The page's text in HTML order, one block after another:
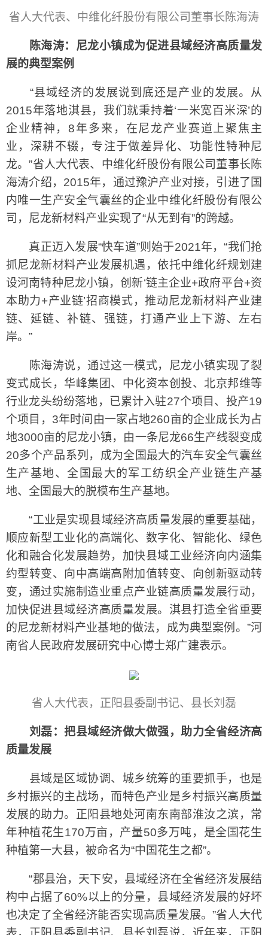
省人大代表、中维化纤股份有限公司董事长陈海涛
陈海涛：尼龙小镇成为促进县域经济高质量发
展的典型案例
“县域经济的发展说到底还是产业的发展。从
2015年落地淇县，我们就秉持着‘一米宽百米深’的
企业精神，8年多来，在尼龙产业赛道上聚焦主
业，深耕不辍，专注于做差异化、功能性特种尼
龙。”省人大代表、中维化纤股份有限公司董事长陈
海涛介绍，2015年，通过豫沪产业对接，引进了国
内唯一生产安全气囊丝的企业中维化纤股份有限公
司，尼龙新材料产业实现了“从无到有”的跨越。
真正迈入发展“快车道”则始于2021年，“我们抢
抓尼龙新材料产业发展机遇，依托中维化纤规划建
设河南特种尼龙小镇，创新‘链主企业+政府平台+资
本助力+产业链’招商模式，推动尼龙新材料产业建
链、延链、补链、强链，打通产业上下游、左右
岸。”
陈海涛说，通过这一模式，尼龙小镇实现了裂
变式成长，华峰集团、中化资本创投、北京邦维等
行业龙头纷纷落地，已累计入驻27个项目、投产19
个项目，3年时间由一家占地260亩的企业成长为占
地3000亩的尼龙小镇，由一条尼龙66生产线裂变成
20多个产品系列，成为全国最大的汽车安全气囊丝
生产基地、全国最大的军工纺织全产业链生产基
地、全国最大的脱模布生产基地。
“工业是实现县域经济高质量发展的重要基础，
顺应新型工业化的高端化、数字化、智能化、绿色
化和融合化发展趋势，加快县域工业经济向内涵集
约型转变、向中高端高附加值转变、向创新驱动转
变，通过实施制造业重点产业链高质量发展行动，
加快促进县域经济高质量发展。淇县打造全省重要
的尼龙新材料产业基地的做法，成为典型案例。”河
南省人民政府发展研究中心博士郑广建表示。
省人大代表，正阳县委副书记、县长刘磊
刘磊：把县域经济做大做强，助力全省经济高
质量发展
县域是区域协调、城乡统筹的重要抓手，也是
乡村振兴的主战场，而特色产业是乡村振兴高质量
发展的助力。正阳县地处河南东南部淮汝之滨，常
年种植花生170万亩，产量50多万吨，是全国花生
种植第一大县，被命名为“中国花生之都”。
“郡县治，天下安，县域经济在全省经济发展结
构中占据了60%以上的分量，县域经济发展的好坏
也决定了全省经济能否实现高质量发展。”省人大代